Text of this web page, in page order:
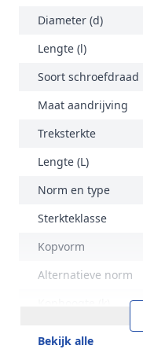
Diameter (d)
Lengte (l)
Soort schroefdraad
Maat aandrijving
Treksterkte
Lengte (L)
Norm en type
Sterkteklasse
Kopvorm
Alternatieve norm
Bekijk alle